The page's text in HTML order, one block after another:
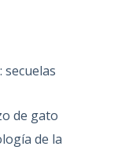
secuelas
de gato
de la